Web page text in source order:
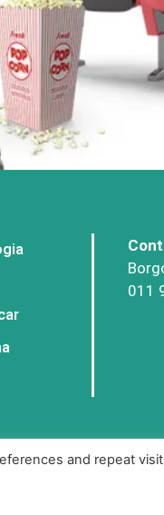
011
and repeat